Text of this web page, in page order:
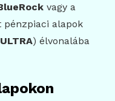
vagy a
pénzpiaci alapok
) élvonalába